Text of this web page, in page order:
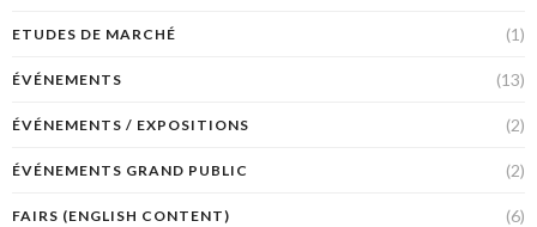
ETUDES DE MARCHÉ (1)
ÉVÉNEMENTS (13)
ÉVÉNEMENTS / EXPOSITIONS (2)
ÉVÉNEMENTS GRAND PUBLIC (2)
FAIRS (ENGLISH CONTENT) (6)